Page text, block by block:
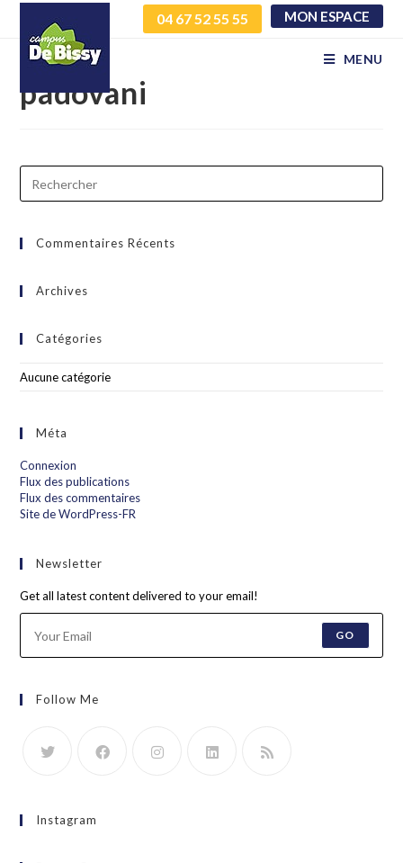
04 67 52 55 55 MON ESPACE
MENU
Covoiturage – mathis
padovani
Commentaires Récents
Archives
Catégories
Aucune catégorie
Méta
Connexion
Flux des publications
Flux des commentaires
Site de WordPress-FR
Newsletter
Get all latest content delivered to your email!
GO
Follow Me
Instagram